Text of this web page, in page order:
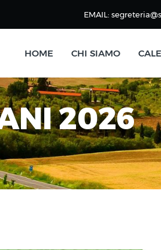
EMAIL:
2026
HOME CHI SIAMO